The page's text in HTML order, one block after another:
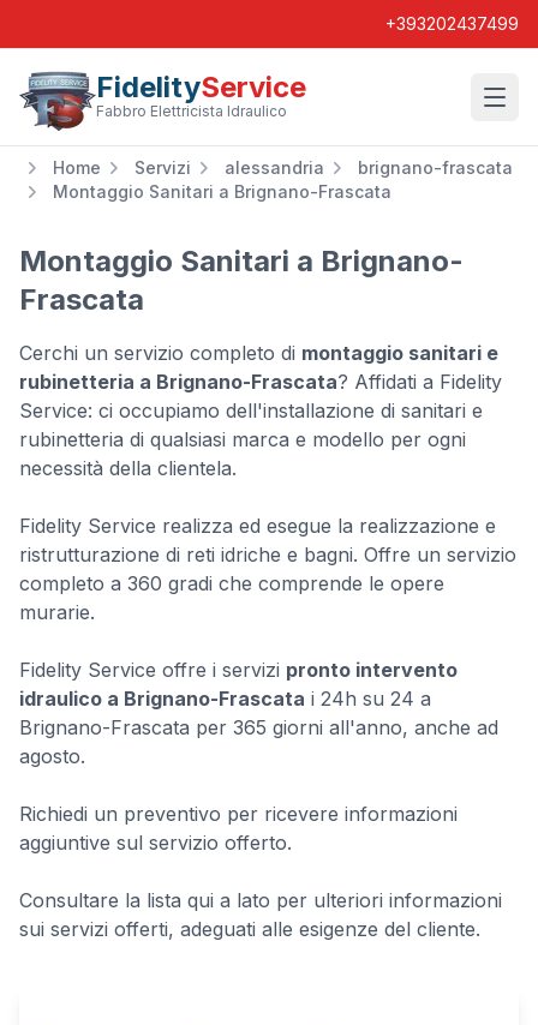
+393202437499
FidelityService
Fabbro Elettricista Idraulico
Home Servizi alessandria
brignano-frascata
Montaggio Sanitari a Brignano-Frascata
Montaggio Sanitari a Brignano-
Frascata
Cerchi un servizio completo di montaggio sanitari e
rubinetteria a Brignano-Frascata? Affidati a Fidelity
Service: ci occupiamo dell'installazione di sanitari e
rubinetteria di qualsiasi marca e modello per ogni
necessità della clientela.
Fidelity Service realizza ed esegue la realizzazione e
ristrutturazione di reti idriche e bagni. Offre un servizio
completo a 360 gradi che comprende le opere
murarie.
Fidelity Service offre i servizi pronto intervento
idraulico a Brignano-Frascata i 24h su 24 a
Brignano-Frascata per 365 giorni all'anno, anche ad
agosto.
Richiedi un preventivo per ricevere informazioni
aggiuntive sul servizio offerto.
Consultare la lista qui a lato per ulteriori informazioni
sui servizi offerti, adeguati alle esigenze del cliente.